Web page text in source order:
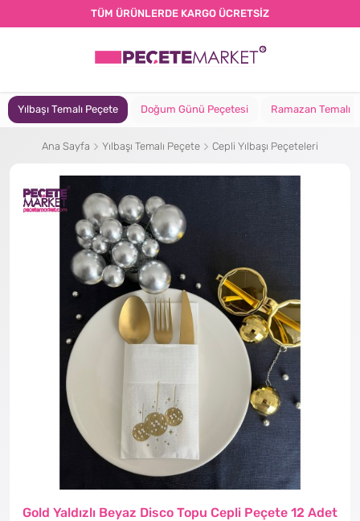
TÜM ÜRÜNLERDE KARGO ÜCRETSİZ
Yılbaşı Temalı Peçete Doğum Günü Peçetesi Ramazan Temalı
Ana Sayfa Yılbaşı Temalı Peçete Cepli Yılbaşı Peçeteleri
Gold Yaldızlı Beyaz Disco Topu Cepli Peçete 12 Adet